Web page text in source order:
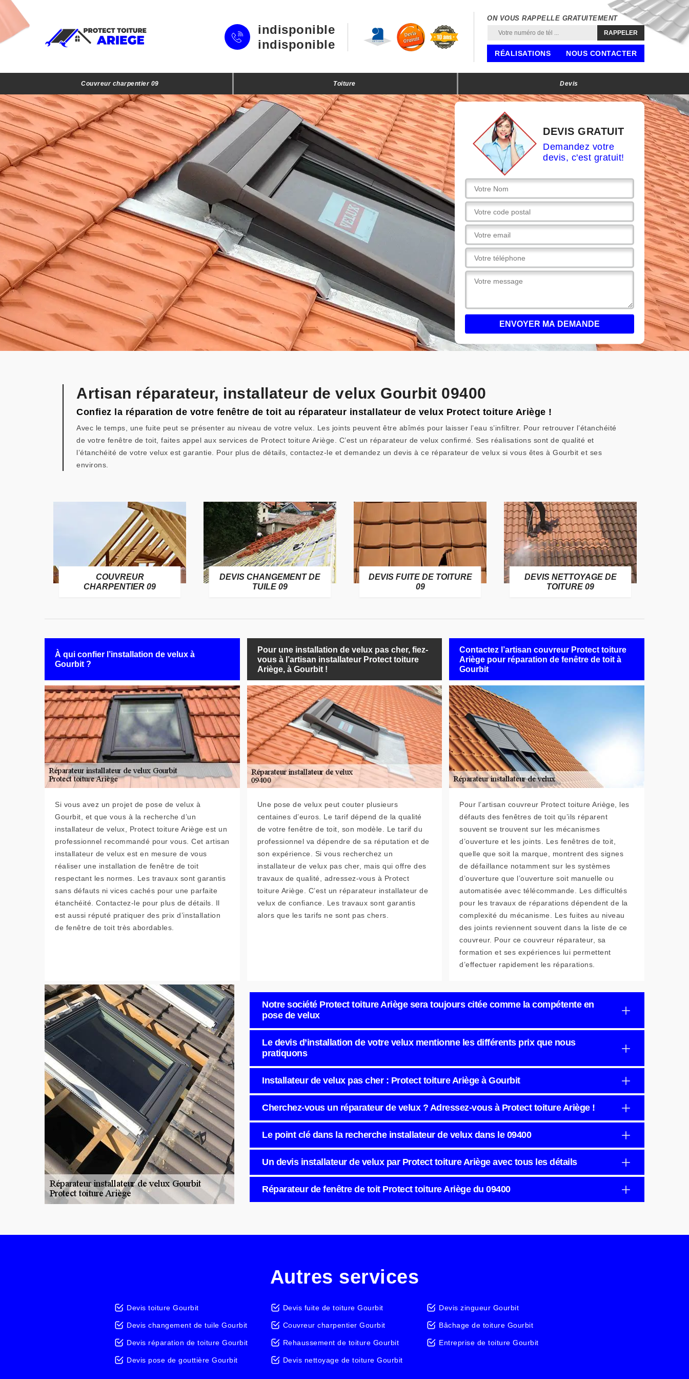
indisponible
indisponible
ON VOUS RAPPELLE GRATUITEMENT
RÉALISATIONS NOUS CONTACTER
Couvreur charpentier 09 Toiture Devis
DEVIS GRATUIT
Demandez votre
devis, c'est gratuit!
Artisan réparateur, installateur de velux Gourbit 09400
Confiez la réparation de votre fenêtre de toit au réparateur installateur de velux Protect toiture Ariège !
Avec le temps, une fuite peut se présenter au niveau de votre velux. Les joints peuvent être abîmés pour laisser l’eau s’infiltrer. Pour retrouver l’étanchéité
de votre fenêtre de toit, faites appel aux services de Protect toiture Ariège. C’est un réparateur de velux confirmé. Ses réalisations sont de qualité et
l’étanchéité de votre velux est garantie. Pour plus de détails, contactez-le et demandez un devis à ce réparateur de velux si vous êtes à Gourbit et ses
environs.
COUVREUR
CHARPENTIER 09
DEVIS CHANGEMENT DE
TUILE 09
DEVIS FUITE DE TOITURE
09
DEVIS NETTOYAGE DE
TOITURE 09
À qui confier l’installation de velux à
Gourbit ?
Si vous avez un projet de pose de velux à
Gourbit, et que vous à la recherche d’un
installateur de velux, Protect toiture Ariège est un
professionnel recommandé pour vous. Cet artisan
installateur de velux est en mesure de vous
réaliser une installation de fenêtre de toit
respectant les normes. Les travaux sont garantis
sans défauts ni vices cachés pour une parfaite
étanchéité. Contactez-le pour plus de détails. Il
est aussi réputé pratiquer des prix d’installation
de fenêtre de toit très abordables.
Pour une installation de velux pas cher, fiez-
vous à l’artisan installateur Protect toiture
Ariège, à Gourbit !
Une pose de velux peut couter plusieurs
centaines d’euros. Le tarif dépend de la qualité
de votre fenêtre de toit, son modèle. Le tarif du
professionnel va dépendre de sa réputation et de
son expérience. Si vous recherchez un
installateur de velux pas cher, mais qui offre des
travaux de qualité, adressez-vous à Protect
toiture Ariège. C’est un réparateur installateur de
velux de confiance. Les travaux sont garantis
alors que les tarifs ne sont pas chers.
Contactez l’artisan couvreur Protect toiture
Ariège pour réparation de fenêtre de toit à
Gourbit
Pour l’artisan couvreur Protect toiture Ariège, les
défauts des fenêtres de toit qu’ils réparent
souvent se trouvent sur les mécanismes
d’ouverture et les joints. Les fenêtres de toit,
quelle que soit la marque, montrent des signes
de défaillance notamment sur les systèmes
d’ouverture que l’ouverture soit manuelle ou
automatisée avec télécommande. Les difficultés
pour les travaux de réparations dépendent de la
complexité du mécanisme. Les fuites au niveau
des joints reviennent souvent dans la liste de ce
couvreur. Pour ce couvreur réparateur, sa
formation et ses expériences lui permettent
d’effectuer rapidement les réparations.
Notre société Protect toiture Ariège sera toujours citée comme la compétente en
pose de velux
Le devis d’installation de votre velux mentionne les différents prix que nous
pratiquons
Installateur de velux pas cher : Protect toiture Ariège à Gourbit
Cherchez-vous un réparateur de velux ? Adressez-vous à Protect toiture Ariège !
Le point clé dans la recherche installateur de velux dans le 09400
Un devis installateur de velux par Protect toiture Ariège avec tous les détails
Réparateur de fenêtre de toit Protect toiture Ariège du 09400
Autres services
Devis toiture Gourbit
Devis changement de tuile Gourbit
Devis réparation de toiture Gourbit
Devis pose de gouttière Gourbit
Devis fuite de toiture Gourbit
Couvreur charpentier Gourbit
Rehaussement de toiture Gourbit
Devis nettoyage de toiture Gourbit
Devis zingueur Gourbit
Bâchage de toiture Gourbit
Entreprise de toiture Gourbit